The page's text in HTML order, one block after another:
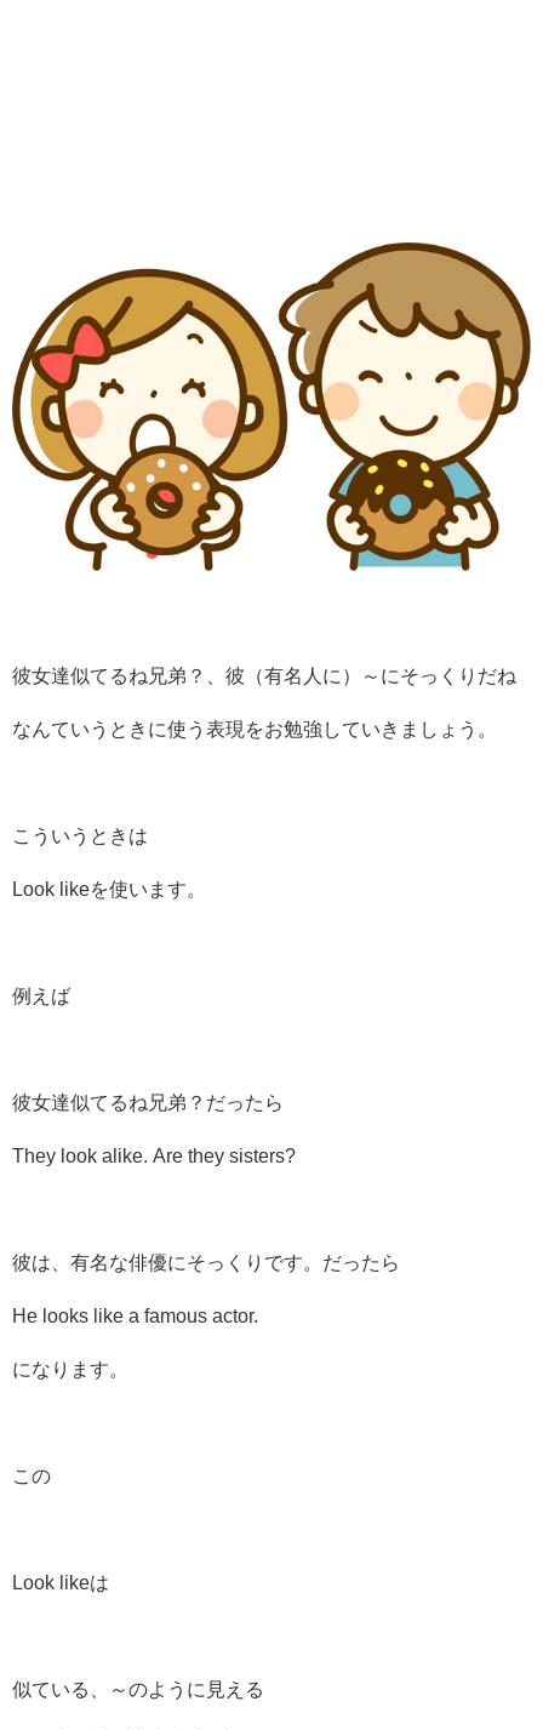
彼女達似てるね兄弟？、彼（有名人に）～にそっくりだね
なんていうときに使う表現をお勉強していきましょう。
こういうときは
Look likeを使います。
例えば
彼女達似てるね兄弟？だったら
They look alike. Are they sisters?
彼は、有名な俳優にそっくりです。だったら
He looks like a famous actor.
になります。
この
Look likeは
似ている、～のように見える